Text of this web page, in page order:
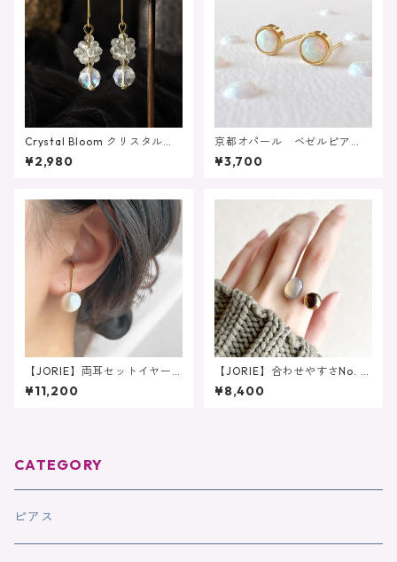
Crystal Bloom クリスタル
ルナフラッシュ シャンデリ
ア 4月 水晶 サージカル
¥2,980
京都オパール ベゼルピア
ス サージカルステンレス刻
印あり（ピアス/イヤリング対
¥3,700
【JORIE】両耳セットイヤー
カフ 高品質こぼれる大粒淡
水パールの大人イヤーカフ
¥11,200
【JORIE】合わせやすさNo. 1
❤️大人のニュアンスカラーフ
ォークリング グレーオニキ
¥8,400
CATEGORY
ピアス